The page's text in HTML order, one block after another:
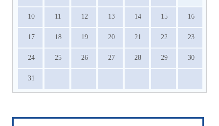
10 11 12 13 14 15 16
17 18 19 20 21 22 23
24 25 26 27 28 29 30
31